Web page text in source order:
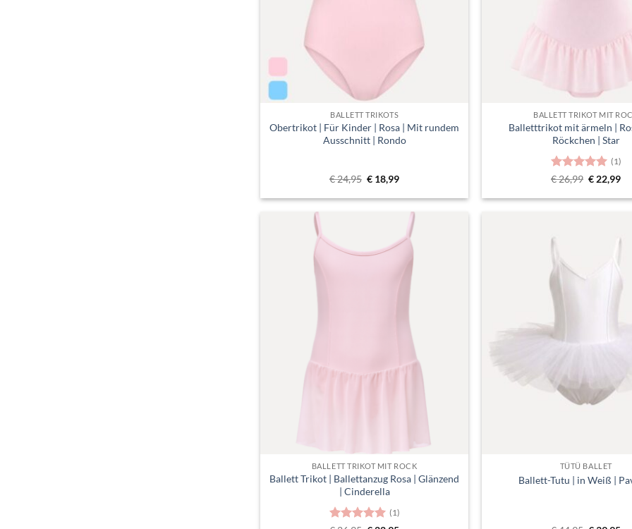
BALLETT TRIKOTS
Obertrikot | Für Kinder | Rosa | Mit rundem
Ausschnitt | Rondo
€24,95 Ursprünglicher
Preis
war:
€ 18,99Aktueller
ist:
BALLETT TRIKOT MIT
Balletttrikot mit ärmeln |
Röckchen | Star
Bewertet
5
(1)
€26,99
Preis
war:
€ 22,99
BALLETT TRIKOT MIT ROCK
Ballett Trikot | Ballettanzug Rosa | Glänzend
| Cinderella
(1)
TÜTÜ BALLET
Ballett-Tutu | in Weiß |